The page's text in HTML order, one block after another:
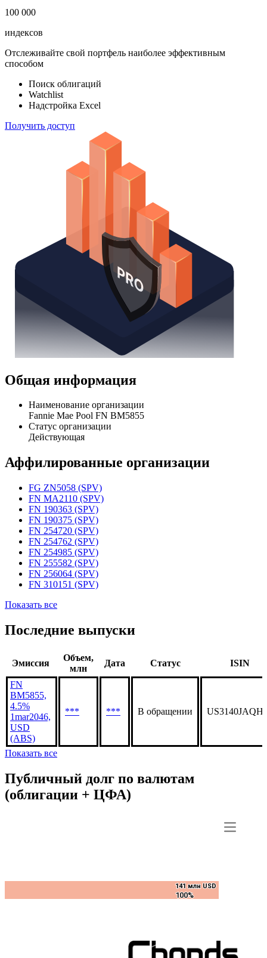
100 000
индексов
Отслеживайте свой портфель наиболее эффективным
способом
Поиск облигаций
Watchlist
Надстройка Excel
Получить доступ
Общая информация
Наименование организации
Fannie Mae Pool FN BM5855
Статус организации
Действующая
Аффилированные организации
FG ZN5058 (SPV)
FN MA2110 (SPV)
FN 190363 (SPV)
FN 190375 (SPV)
FN 254720 (SPV)
FN 254762 (SPV)
FN 254985 (SPV)
FN 255582 (SPV)
FN 256064 (SPV)
FN 310151 (SPV)
Показать все
Последние выпуски
Эмиссия
Объем,
млн
Дата Статус ISIN
FN
BM5855,
4.5%
1mar2046,
USD
(ABS)
*** *** В обращении
Показать все
Публичный долг по валютам
(облигации + ЦФА)
141 млн USD
100%
141 млн USD
100%